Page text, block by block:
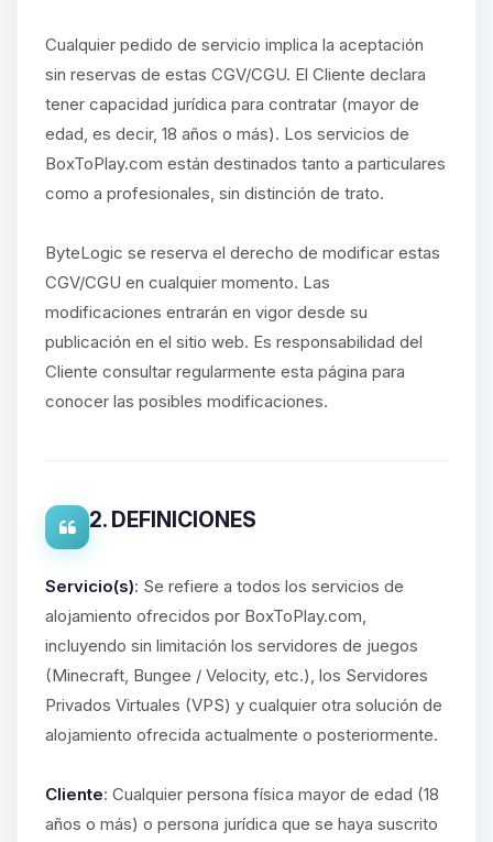
Cualquier pedido de servicio implica la aceptación
sin reservas de estas CGV/CGU. El Cliente declara
tener capacidad jurídica para contratar (mayor de
edad, es decir, 18 años o más). Los servicios de
BoxToPlay.com están destinados tanto a particulares
como a profesionales, sin distinción de trato.
ByteLogic se reserva el derecho de modificar estas
CGV/CGU en cualquier momento. Las
modificaciones entrarán en vigor desde su
publicación en el sitio web. Es responsabilidad del
Cliente consultar regularmente esta página para
conocer las posibles modificaciones.
2. DEFINICIONES
Servicio(s): Se refiere a todos los servicios de
alojamiento ofrecidos por BoxToPlay.com,
incluyendo sin limitación los servidores de juegos
(Minecraft, Bungee / Velocity, etc.), los Servidores
Privados Virtuales (VPS) y cualquier otra solución de
alojamiento ofrecida actualmente o posteriormente.
Cliente: Cualquier persona física mayor de edad (18
años o más) o persona jurídica que se haya suscrito